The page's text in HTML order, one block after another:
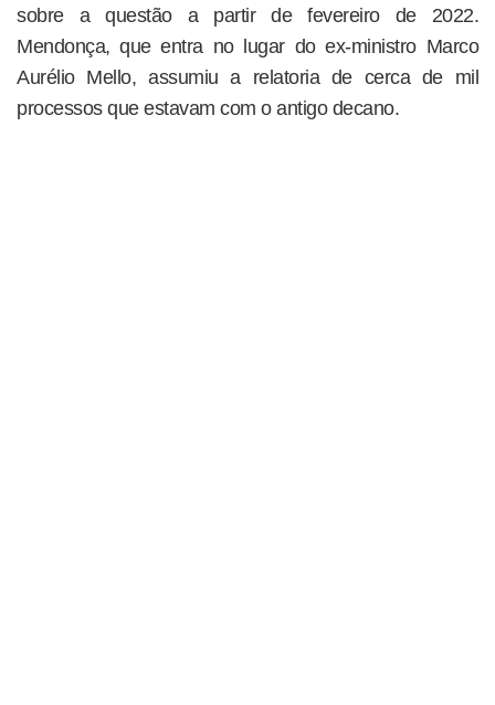
sobre a questão a partir de fevereiro de 2022.
Mendonça, que entra no lugar do ex-ministro Marco
Aurélio Mello, assumiu a relatoria de cerca de mil
processos que estavam com o antigo decano.